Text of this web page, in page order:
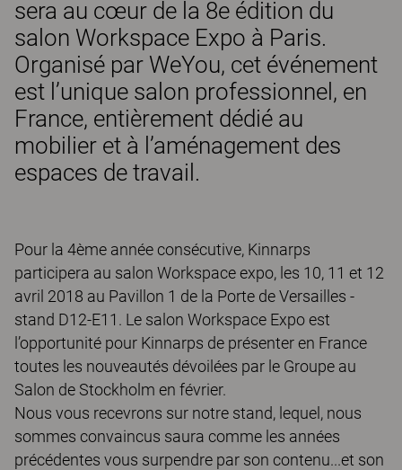
sera au cœur de la 8e édition du
salon Workspace Expo à Paris.
Organisé par WeYou, cet événement
est l’unique salon professionnel, en
France, entièrement dédié au
mobilier et à l’aménagement des
espaces de travail.
Pour la 4ème année consécutive, Kinnarps
participera au salon Workspace expo, les 10, 11 et 12
avril 2018 au Pavillon 1 de la Porte de Versailles -
stand D12-E11. Le salon Workspace Expo est
l’opportunité pour Kinnarps de présenter en France
toutes les nouveautés dévoilées par le Groupe au
Salon de Stockholm en février.
Nous vous recevrons sur notre stand, lequel, nous
sommes convaincus saura comme les années
précédentes vous surpendre par son contenu...et son